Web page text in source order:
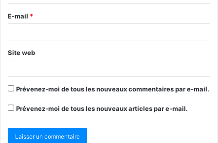
E-mail *
Site web
Prévenez-moi de tous les nouveaux commentaires par e-mail.
Prévenez-moi de tous les nouveaux articles par e-mail.